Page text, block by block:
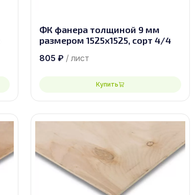
ФК фанера толщиной 9 мм
размером 1525х1525, сорт 4/4
805 ₽ / лист
Купить